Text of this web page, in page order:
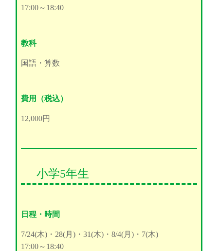
17:00～18:40
教科
国語・算数
費用（税込）
12,000円
小学5年生
日程・時間
7/24(木)・28(月)・31(木)・8/4(月)・7(木)
17:00～18:40